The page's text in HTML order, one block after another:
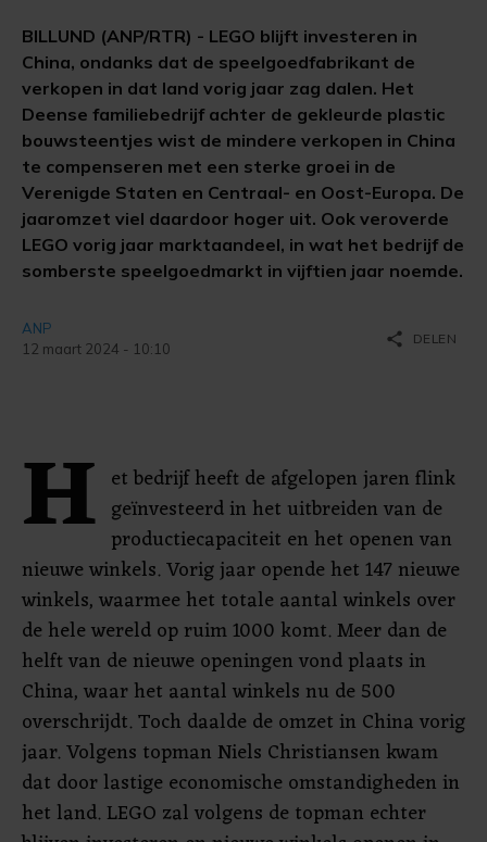
BILLUND (ANP/RTR) - LEGO blijft investeren in
China, ondanks dat de speelgoedfabrikant de
verkopen in dat land vorig jaar zag dalen. Het
Deense familiebedrijf achter de gekleurde plastic
bouwsteentjes wist de mindere verkopen in China
te compenseren met een sterke groei in de
Verenigde Staten en Centraal- en Oost-Europa. De
jaaromzet viel daardoor hoger uit. Ook veroverde
LEGO vorig jaar marktaandeel, in wat het bedrijf de
somberste speelgoedmarkt in vijftien jaar noemde.
ANP
12 maart 2024 - 10:10
share DELEN
H et bedrijf heeft de afgelopen jaren flink
geïnvesteerd in het uitbreiden van de
productiecapaciteit en het openen van
nieuwe winkels. Vorig jaar opende het 147 nieuwe
winkels, waarmee het totale aantal winkels over
de hele wereld op ruim 1000 komt. Meer dan de
helft van de nieuwe openingen vond plaats in
China, waar het aantal winkels nu de 500
overschrijdt. Toch daalde de omzet in China vorig
jaar. Volgens topman Niels Christiansen kwam
dat door lastige economische omstandigheden in
het land. LEGO zal volgens de topman echter